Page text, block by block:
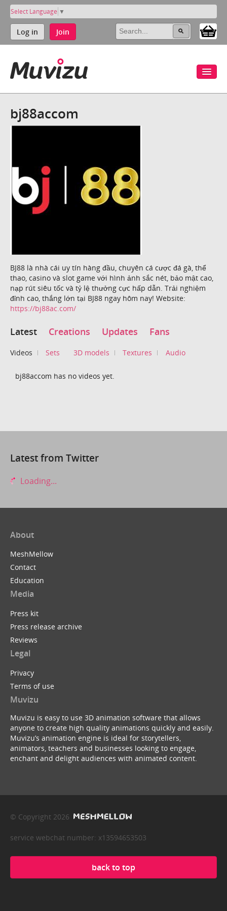
Select Language ▼
Log in Join
bj88accom
BJ88 là nhà cái uy tín hàng đầu, chuyên cá cược đá gà, thể
thao, casino và slot game với hình ảnh sắc nét, bảo mật cao,
nạp rút siêu tốc và tỷ lệ thưởng cực hấp dẫn. Trải nghiệm
đỉnh cao, thắng lớn tại BJ88 ngay hôm nay! Website:
https://bj88ac.com/
Latest Creations Updates Fans
Videos Sets 3D models Textures Audio
bj88accom has no videos yet.
Latest from Twitter
Loading...
About
MeshMellow
Contact
Education
Media
Press kit
Press release archive
Reviews
Legal
Privacy
Terms of use
Muvizu
Muvizu is easy to use 3D animation software that allows
anyone to create high quality animations quickly and easily.
Muvizu’s animation engine is ideal for storytellers,
animators, teachers and businesses looking to engage,
enchant and delight audiences with animated content.
© Copyright 2026
service webchat number: x13594653503
back to top